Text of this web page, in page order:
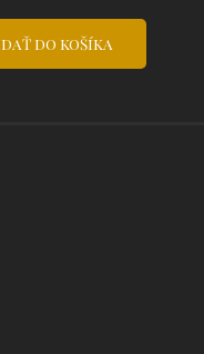
DO KOŠÍKA